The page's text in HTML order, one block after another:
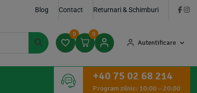
Blog Contact Returnari & Schimburi
0 0
Autentificare
+40 75 02 68 214
Program zilnic: 10:00 – 20:00